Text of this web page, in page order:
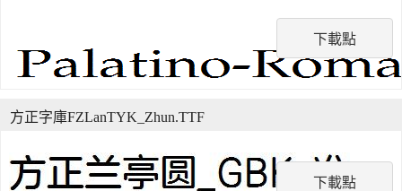
下載點
下載點
方正字庫FZLanTYK_Zhun.TTF